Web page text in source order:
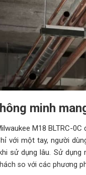
minh
M18 BLTRC-
với một tay, người
sử dụng lâu. Sử dụng
so với các phương